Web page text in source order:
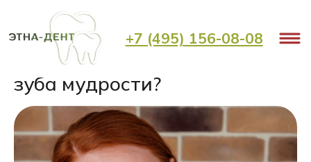
+7 (495) 156-08-08
Что делать после удаления
зуба мудрости?
< Назад